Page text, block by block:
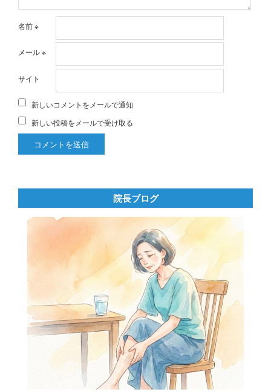
名前※
メール※
サイト
新しいコメントをメールで通知
新しい投稿をメールで受け取る
院長ブログ